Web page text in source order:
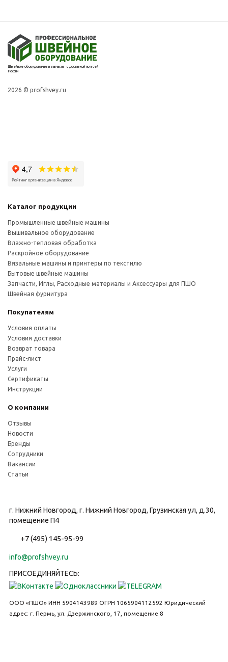
г. Нижний Новгород, г. Нижний Новгород, Грузинская ул, д.30,
помещение П4
+7 (495) 145-95-99
info@profshvey.ru
ПРИСОЕДИНЯЙТЕСЬ:
ООО «ПШО» ИНН 5904143989 ОГРН 1065904112592 Юридический
адрес: г. Пермь, ул. Дзержинского, 17, помещение 8
Швейное оборудование и запчасти с доставкой по всей
России
2026 © profshvey.ru
Каталог продукции
Промышленные швейные машины
Вышивальное оборудование
Влажно-тепловая обработка
Раскройное оборудование
Вязальные машины и принтеры по текстилю
Бытовые швейные машины
Запчасти, Иглы, Расходные материалы и Аксессуары для ПШО
Швейная фурнитура
Покупателям
Условия оплаты
Условия доставки
Возврат товара
Прайс-лист
Услуги
Сертификаты
Инструкции
О компании
Отзывы
Новости
Бренды
Сотрудники
Вакансии
Статьи